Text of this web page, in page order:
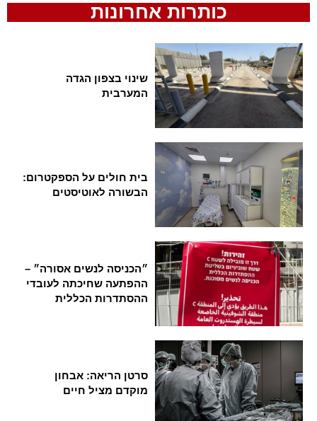
כותרות אחרונות
שינוי בצפון הגדה
המערבית
בית חולים על הספקטרום:
הבשורה לאוטיסטים
״הכניסה לנשים אסורה״ –
ההפתעה שחיכתה לעובדי
ההסתדרות הכללית
סרטן הריאה: אבחון
מוקדם מציל חיים